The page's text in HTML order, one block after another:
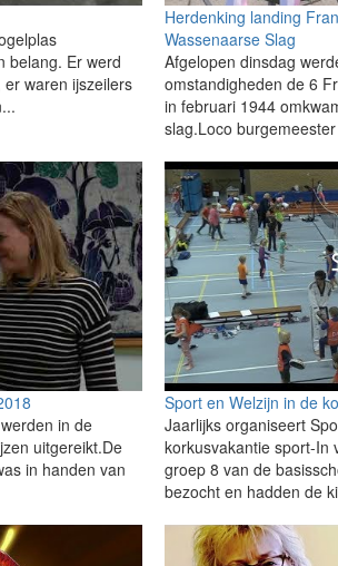
belang. Er werd
waren ijszeilers
Herdenking landing
Wassenaarse Slag
Afgelopen dinsdag
omstandigheden de 6
in februari 1944
slag.Loco
in de
uitgereikt.De
in handen van
Sport en Welzijn in de
Jaarlijks organiseert
korkusvakantie sport-In
groep 8 van de
bezocht en hadden de